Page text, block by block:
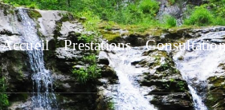
Accueil Prestations